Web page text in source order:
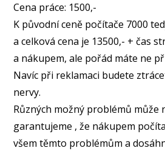
Cena práce: 1500,-
K původní ceně počítače 7000
a celková cena je 13500,- + čas
a nákupem, ale pořád máte ne
Navíc při reklamaci budete
nervy.
Různých možný problémů může
garantujeme , že nákupem
všem těmto problémům a